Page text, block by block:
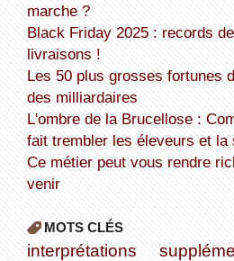
marche ?
Black Friday 2025 : records de ventes, chaos de
livraisons !
Les 50 plus grosses fortunes de France sont tous
des milliardaires
L'ombre de la Brucellose : Comment une bactérie
fait trembler les éleveurs et la
Ce métier peut vous rendre riche dans les années à
venir
MOTS CLÉS
interprétations